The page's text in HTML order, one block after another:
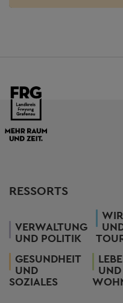
RESSORTS
VERWALTUNG
UND POLITIK
GESUNDHEIT
UND
SOZIALES
UND